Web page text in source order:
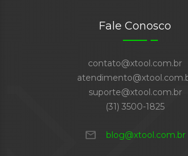
Fale Conosco
contato@xtool.com.br
suporte@xtool.com.br
(31) 3500-1825
mail blog@xtool.com.br